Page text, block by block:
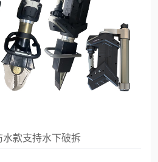
款支持水下破拆